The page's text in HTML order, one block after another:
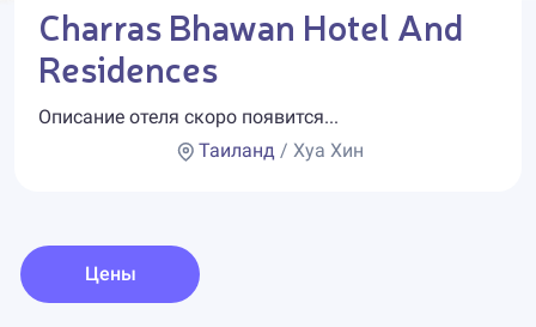
Charras Bhawan Hotel And
Residences
Описание отеля скоро появится...
Таиланд/ Хуа Хин
Цены